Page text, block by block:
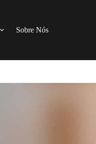
Sobre Nós